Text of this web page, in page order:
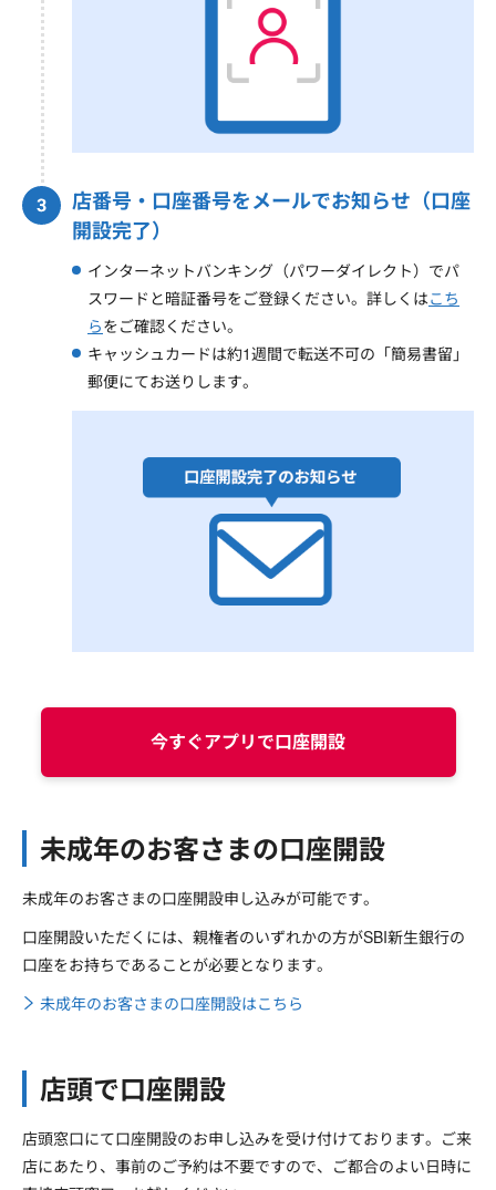
店番号・口座番号をメールでお知らせ（口座
開設完了）
インターネットバンキング（パワーダイレクト）でパ
スワードと暗証番号をご登録ください。詳しくはこち
らをご確認ください。
キャッシュカードは約1週間で転送不可の「簡易書留」
郵便にてお送りします。
今すぐアプリで口座開設
未成年のお客さまの口座開設
未成年のお客さまの口座開設申し込みが可能です。
口座開設いただくには、親権者のいずれかの方がSBI新生銀行の
口座をお持ちであることが必要となります。
未成年のお客さまの口座開設はこちら
店頭で口座開設
店頭窓口にて口座開設のお申し込みを受け付けております。ご来
店にあたり、事前のご予約は不要ですので、ご都合のよい日時に